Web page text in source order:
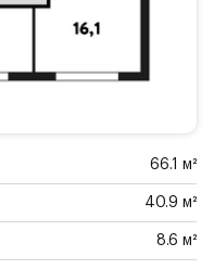
66.1 м²
40.9 м²
8.6 м²